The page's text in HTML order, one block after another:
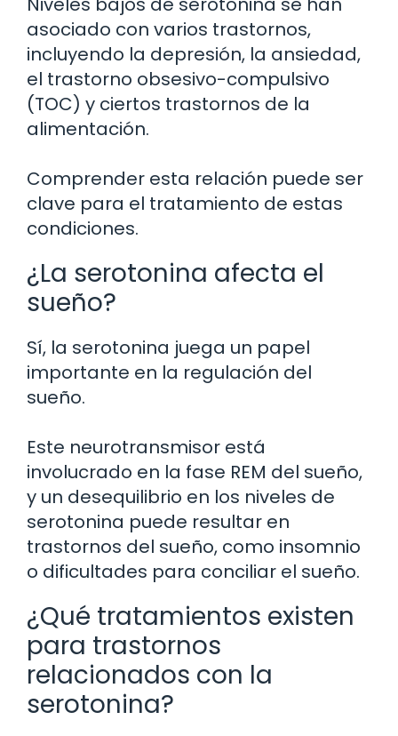
asociado con varios trastornos,
incluyendo la depresión, la ansiedad,
el trastorno obsesivo-compulsivo
(TOC) y ciertos trastornos de la
alimentación.
Comprender esta relación puede ser
clave para el tratamiento de estas
condiciones.
¿La serotonina afecta el
sueño?
Sí, la serotonina juega un papel
importante en la regulación del
sueño.
Este neurotransmisor está
involucrado en la fase REM del sueño,
y un desequilibrio en los niveles de
serotonina puede resultar en
trastornos del sueño, como insomnio
o dificultades para conciliar el sueño.
¿Qué tratamientos existen
para trastornos
relacionados con la
serotonina?